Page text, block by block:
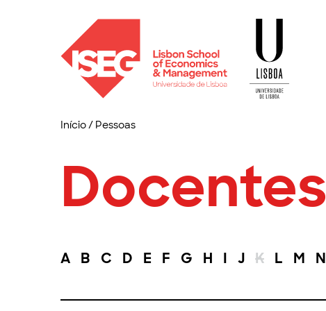
Início/ Pessoas
Docentes
A B C D E F G H I J K L M N